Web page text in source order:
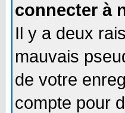
connecter à
Il y a deux
mauvais
de votre
compte pour